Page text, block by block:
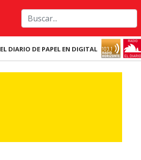
EL DIARIO DE PAPEL EN DIGITAL